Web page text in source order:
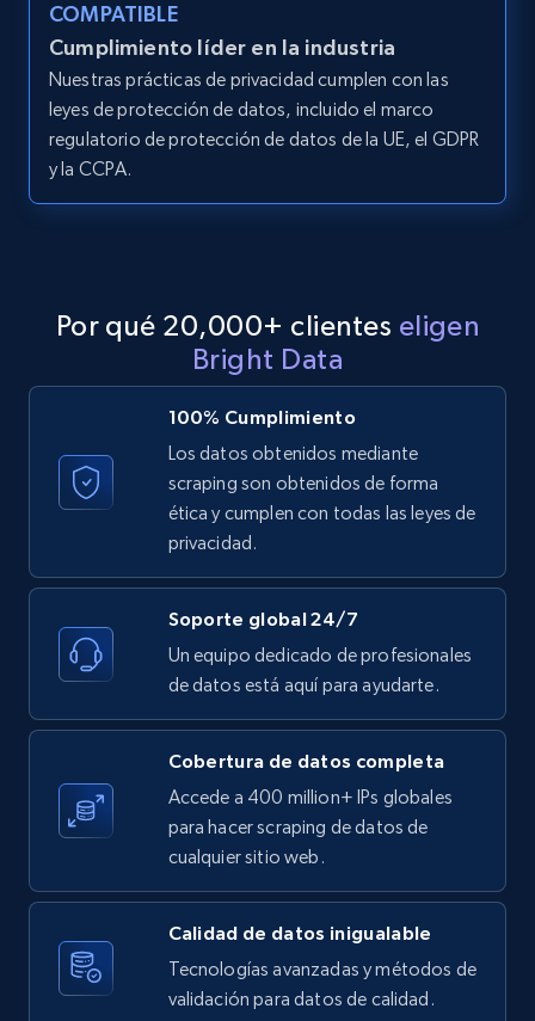
Title, Seller name, Brand, Description, Initial
price, Currency, Availability, Reviews count, and
more.
2.1K+ 375+ Prueba gratuita
Reviews count shop, Reviews count item, Initial
price, and more.
323+ Prueba gratuita
Etsy - Collect data on products using
specified keywords
URL, Product id, Listing inventory id, Title, Rating,
Reviews count shop, Reviews count item, Initial
price, and more.
Etsy - Collects data from shop's URL
URL, Product id, Listing inventory id, Title, Rating,
Reviews count shop, Reviews count item, Initial
1.9K+ 323+ Prueba gratuita
COMPATIBLE
Cumplimiento líder en la industria
Nuestras prácticas de privacidad cumplen con las
leyes de protección de datos, incluido el marco
regulatorio de protección de datos de la UE, el GDPR
y la CCPA.
Por qué 20,000+ clientes eligen
Bright Data
100% Cumplimiento
Los datos obtenidos mediante
scraping son obtenidos de forma
ética y cumplen con todas las leyes de
privacidad.
Soporte global 24/7
Un equipo dedicado de profesionales
de datos está aquí para ayudarte.
Cobertura de datos completa
Accede a 400 million+ IPs globales
para hacer scraping de datos de
cualquier sitio web.
Calidad de datos inigualable
Tecnologías avanzadas y métodos de
validación para datos de calidad.